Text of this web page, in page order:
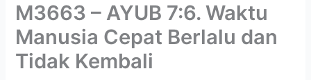
M3663 – AYUB 7:6. Waktu
Manusia Cepat Berlalu dan
Tidak Kembali